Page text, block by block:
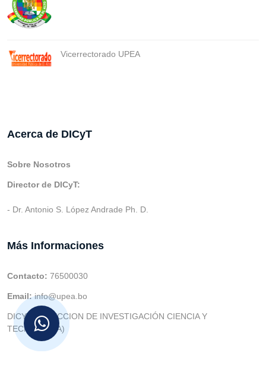
Vicerrectorado UPEA
Acerca de DICyT
Sobre Nosotros
Director de DICyT:
- Dr. Antonio S. López Andrade Ph. D.
Más Informaciones
Contacto: 76500030
Email:info@upea.bo
DICYT (DIRECCION DE INVESTIGACIÓN CIENCIA Y
TECNOLOGIA)